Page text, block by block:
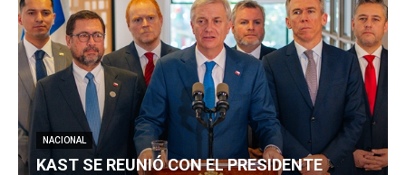
NACIONAL
KAST SE REUNIÓ CON EL PRESIDENTE